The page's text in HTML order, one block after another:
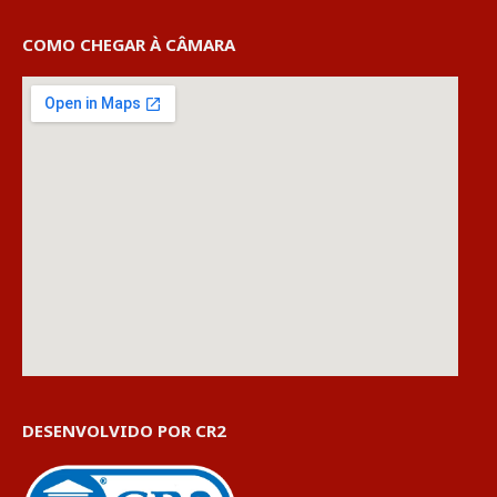
COMO CHEGAR À CÂMARA
DESENVOLVIDO POR CR2